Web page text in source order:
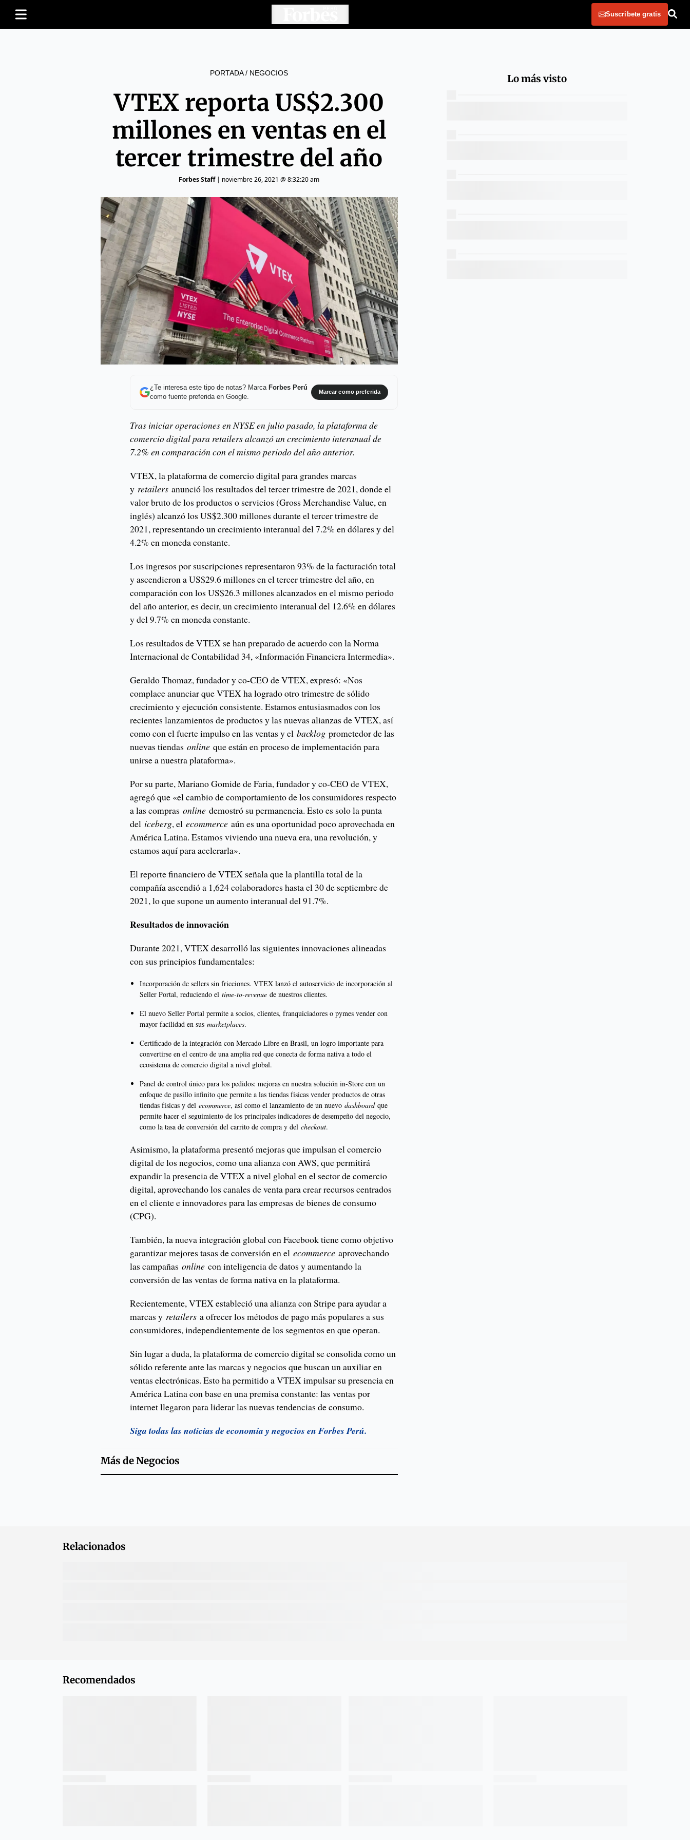
Suscribete gratis
PORTADA/ NEGOCIOS
VTEX reporta US$2.300
millones en ventas en el
tercer trimestre del año
Forbes Staff| noviembre 26, 2021 @ 8:32:20 am
¿Te interesa este tipo de notas? Marca Forbes Perú
como fuente preferida en Google.
Marcar como preferida
Tras iniciar operaciones en NYSE en julio pasado, la plataforma de
comercio digital para retailers alcanzó un crecimiento interanual de
7.2% en comparación con el mismo periodo del año anterior.
VTEX, la plataforma de comercio digital para grandes marcas
y retailers anunció los resultados del tercer trimestre de 2021, donde el
valor bruto de los productos o servicios (Gross Merchandise Value, en
inglés) alcanzó los US$2.300 millones durante el tercer trimestre de
2021, representando un crecimiento interanual del 7.2% en dólares y del
4.2% en moneda constante.
Los ingresos por suscripciones representaron 93% de la facturación total
y ascendieron a US$29.6 millones en el tercer trimestre del año, en
comparación con los US$26.3millones alcanzados en el mismo periodo
del año anterior, es decir, un crecimiento interanual del 12.6% en dólares
y del 9.7% en moneda constante.
Los resultados de VTEX se han preparado de acuerdo con la Norma
Internacional de Contabilidad 34, «Información Financiera Intermedia».
Geraldo Thomaz, fundador y co-CEO de VTEX, expresó: «Nos
complace anunciar que VTEX ha logrado otro trimestre de sólido
crecimiento y ejecución consistente. Estamos entusiasmados con los
recientes lanzamientos de productos y las nuevas alianzas de VTEX, así
como con el fuerte impulso en las ventas y elbacklog prometedor de las
nuevas tiendasonline que están en proceso de implementación para
unirse a nuestra plataforma».
Por su parte, Mariano Gomide de Faria, fundador y co-CEO de VTEX,
agregó que «el cambio de comportamiento de los consumidores respecto
a las comprasonline demostró su permanencia. Esto es solo la punta
del iceberg, elecommerce aún es una oportunidad poco aprovechada en
América Latina. Estamos viviendo una nueva era, una revolución, y
estamos aquí para acelerarla».
El reporte financiero de VTEX señala que la plantilla total de la
compañía ascendió a 1,624 colaboradores hasta el 30 de septiembre de
2021, lo que supone un aumento interanual del 91.7%.
Resultados de innovación
Durante 2021, VTEX desarrolló las siguientes innovaciones alineadas
con sus principios fundamentales:
Incorporación de sellers sin fricciones. VTEX lanzó el autoservicio de incorporación al
Seller Portal, reduciendo eltime-to-revenue de nuestros clientes.
El nuevo Seller Portal permite a socios, clientes, franquiciadores o pymes vender con
mayor facilidad en susmarketplaces.
Certificado de la integración con Mercado Libre en Brasil, un logro importante para
convertirse en el centro de una amplia red que conecta de forma nativa a todo el
ecosistema de comercio digital a nivel global.
Panel de control único para los pedidos: mejoras en nuestra solución in-Store con un
enfoque de pasillo infinito que permite a las tiendas físicas vender productos de otras
tiendas físicas y delecommerce, así como el lanzamiento de un nuevodashboardque
permite hacer el seguimiento de los principales indicadores de desempeño del negocio,
como la tasa de conversión del carrito de compra y delcheckout.
Asimismo, la plataforma presentó mejoras que impulsan el comercio
digital de los negocios, como una alianza con AWS, que permitirá
expandir la presencia de VTEX a nivel global en el sector de comercio
digital, aprovechando los canales de venta para crear recursos centrados
en el cliente e innovadores para las empresas de bienes de consumo
(CPG).
También, la nueva integración global con Facebook tiene como objetivo
garantizar mejores tasas de conversión en elecommerce aprovechando
las campañasonline con inteligencia de datos y aumentando la
conversión de las ventas de forma nativa en la plataforma.
Recientemente, VTEX estableció una alianza con Stripe para ayudar a
marcas y retailers a ofrecer los métodos de pago más populares a sus
consumidores, independientemente de los segmentos en que operan.
Sin lugar a duda, la plataforma de comercio digital se consolida como un
sólido referente ante las marcas y negocios que buscan un auxiliar en
ventas electrónicas. Esto ha permitido a VTEX impulsar su presencia en
América Latina con base en una premisa constante: las ventas por
internet llegaron para liderar las nuevas tendencias de consumo.
Siga todas las noticias de economía y negocios en Forbes Perú.
Más deNegocios
Lo más visto
Relacionados
Recomendados